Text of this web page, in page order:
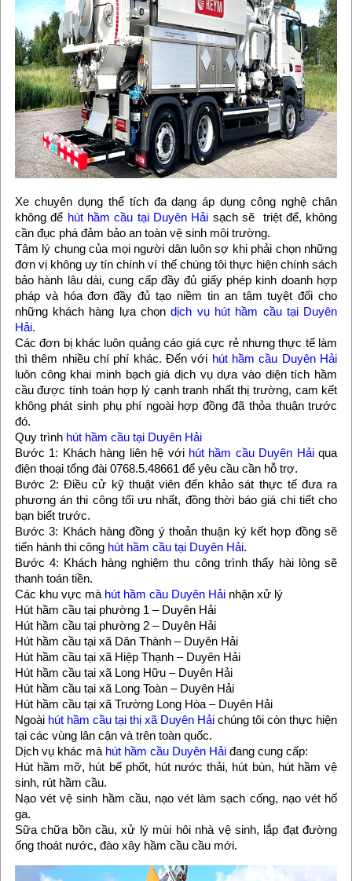
Xe chuyên dụng thể tích đa dạng áp dụng công nghệ chân
không để hút hầm cầu tại Duyên Hải sạch sẽ triệt để, không
cần đục phá đảm bảo an toàn vệ sinh môi trường.
Tâm lý chung của mọi người dân luôn sợ khi phải chọn những
đơn vị không uy tín chính ví thế chúng tôi thực hiện chính sách
bảo hành lâu dài, cung cấp đầy đủ giấy phép kinh doanh hợp
pháp và hóa đơn đầy đủ tạo niềm tin an tâm tuyệt đối cho
những khách hàng lựa chọndịch vụ hút hầm cầu tại Duyên
Hải.
Các đơn bị khác luôn quảng cáo giá cực rẻ nhưng thực tế làm
thì thêm nhiều chí phí khác. Đến với hút hầm cầu Duyên Hải
luôn công khai minh bạch giá dịch vụ dựa vào diện tích hầm
cầu được tính toán hợp lý cạnh tranh nhất thị trường, cam kết
không phát sinh phụ phí ngoài hợp đồng đã thỏa thuận trước
đó.
Quy trình hút hầm cầu tại Duyên Hải
Bước 1: Khách hàng liên hệ với hút hầm cầu Duyên Hảiqua
điện thoại tổng đài 0768.5.48661 để yêu cầu cần hỗ trợ.
Bước 2: Điều cử kỹ thuật viên đến khảo sát thực tế đưa ra
phương án thi công tối ưu nhất, đồng thời báo giá chi tiết cho
bạn biết trước.
Bước 3: Khách hàng đồng ý thoản thuận ký kết hợp đồng sẽ
tiến hành thi công hút hầm cầu tại Duyên Hải.
Bước 4: Khách hàng nghiệm thu công trình thấy hài lòng sẽ
thanh toán tiền.
Các khu vực mà hút hầm cầu Duyên Hảinhận xử lý
Hút hầm cầu tại phường 1 – Duyên Hải
Hút hầm cầu tại phường 2 – Duyên Hải
Hút hầm cầu tại xã Dân Thành – Duyên Hải
Hút hầm cầu tại xã Hiệp Thạnh – Duyên Hải
Hút hầm cầu tại xã Long Hữu – Duyên Hải
Hút hầm cầu tại xã Long Toàn – Duyên Hải
Hút hầm cầu tại xã Trường Long Hòa – Duyên Hải
Ngoài hút hầm cầu tại thị xã Duyên Hải chúng tôi còn thực hiện
tại các vùng lân cận và trên toàn quốc.
Dịch vụ khác mà hút hầm cầu Duyên Hảiđang cung cấp:
Hút hầm mỡ, hút bể phốt, hút nước thải, hút bùn, hút hầm vệ
sinh, rút hầm cầu.
Nạo vét vệ sinh hầm cầu, nạo vét làm sạch cống, nạo vét hố
ga.
Sữa chữa bồn cầu, xử lý mùi hôi nhà vệ sinh, lắp đạt đường
ống thoát nước, đào xây hầm cầu cầu mới.